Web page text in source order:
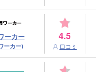
ーカー
ーカー)
4.5
口コミ